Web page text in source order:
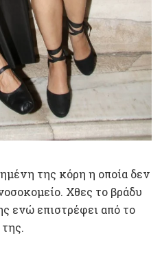
της κόρη η οποία δεν
Χθες το βράδυ
ενώ επιστρέφει από το